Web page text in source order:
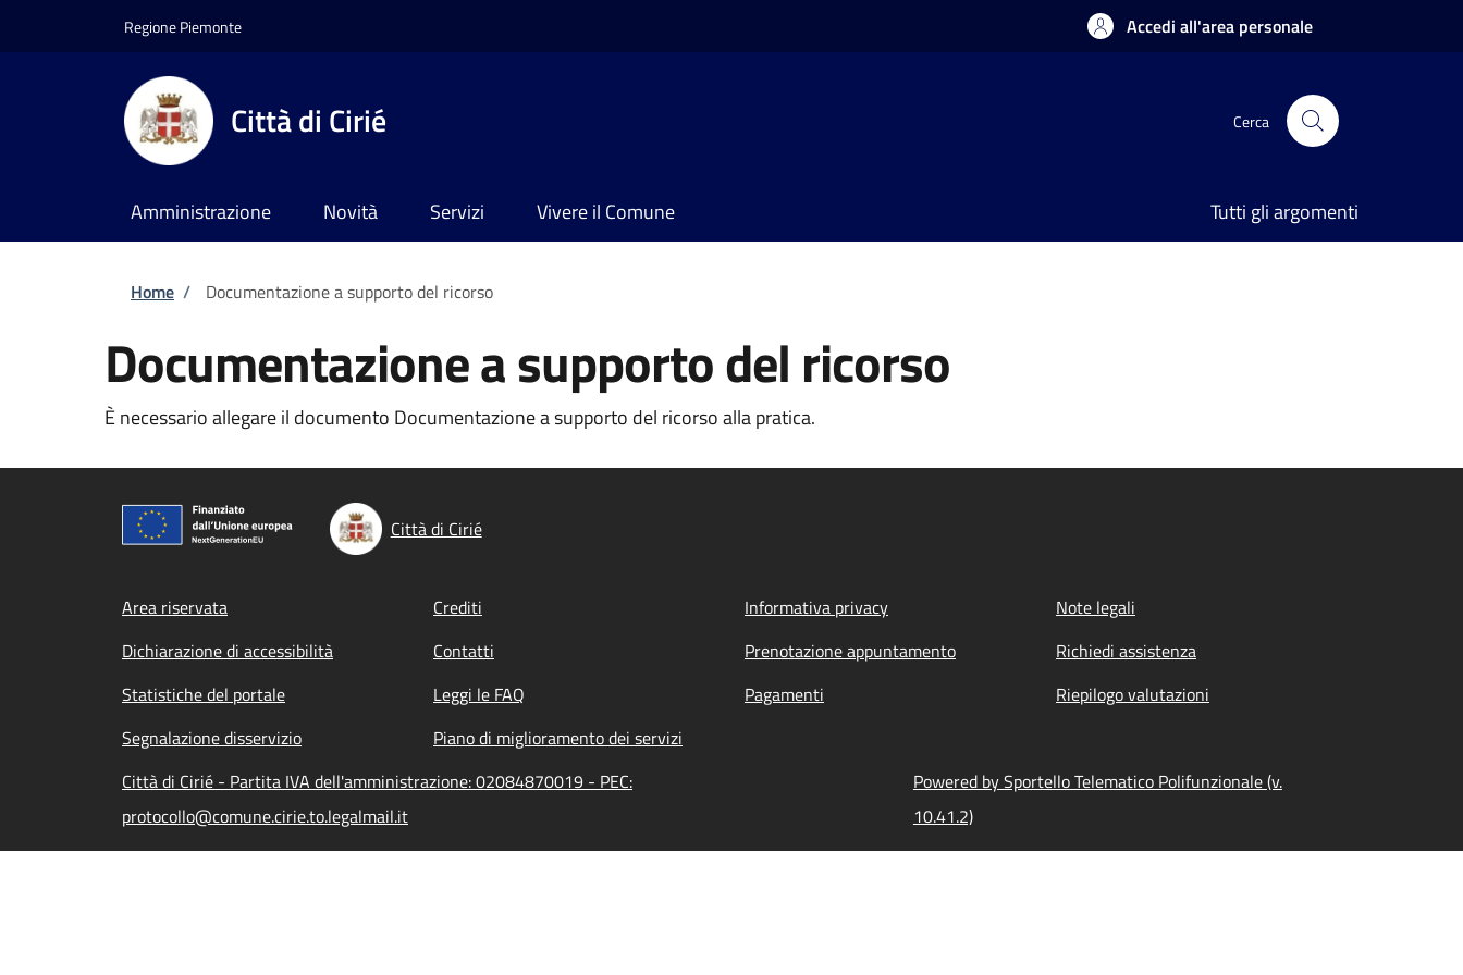
Regione Piemonte Accedi all'area personale
Città di Cirié Cerca
Amministrazione Novità Servizi Vivere il Comune Tutti gli argomenti
Briciole di pane
Home / Documentazione a supporto del ricorso
Documentazione a supporto del ricorso
È necessario allegare il documento Documentazione a supporto del ricorso alla pratica.
Città di Cirié
Footer menu
Area riservata Crediti Informativa privacy
Note legali
Dichiarazione di accessibilità
Contatti Prenotazione appuntamento
Richiedi assistenza
Statistiche del portale
Leggi le FAQ Pagamenti
Riepilogo valutazioni
Segnalazione disservizio
Piano di miglioramento dei servizi
Città di Cirié - Partita IVA dell'amministrazione: 02084870019 - PEC:
protocollo@comune.cirie.to.legalmail.it
Powered by Sportello Telematico Polifunzionale (v.
10.41.2)